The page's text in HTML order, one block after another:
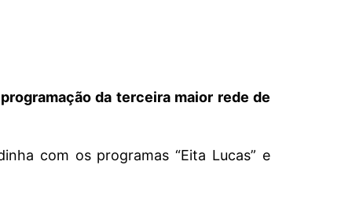
da terceira maior rede de
com os programas “Eita Lucas” e